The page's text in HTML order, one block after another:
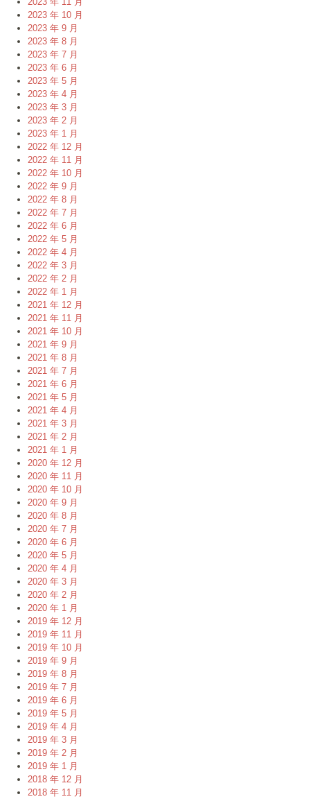
2023 年 10 月
2023 年 9 月
2023 年 8 月
2023 年 7 月
2023 年 6 月
2023 年 5 月
2023 年 4 月
2023 年 3 月
2023 年 2 月
2023 年 1 月
2022 年 12 月
2022 年 11 月
2022 年 10 月
2022 年 9 月
2022 年 8 月
2022 年 7 月
2022 年 6 月
2022 年 5 月
2022 年 4 月
2022 年 3 月
2022 年 2 月
2022 年 1 月
2021 年 12 月
2021 年 11 月
2021 年 10 月
2021 年 9 月
2021 年 8 月
2021 年 7 月
2021 年 6 月
2021 年 5 月
2021 年 4 月
2021 年 3 月
2021 年 2 月
2021 年 1 月
2020 年 12 月
2020 年 11 月
2020 年 10 月
2020 年 9 月
2020 年 8 月
2020 年 7 月
2020 年 6 月
2020 年 5 月
2020 年 4 月
2020 年 3 月
2020 年 2 月
2020 年 1 月
2019 年 12 月
2019 年 11 月
2019 年 10 月
2019 年 9 月
2019 年 8 月
2019 年 7 月
2019 年 6 月
2019 年 5 月
2019 年 4 月
2019 年 3 月
2019 年 2 月
2019 年 1 月
2018 年 12 月
2018 年 11 月